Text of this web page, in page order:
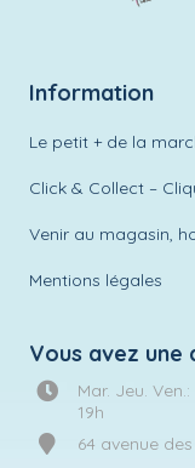
Information
Le petit + de la
Click & Collect –
Venir au magasin,
Mentions légales
Vous avez une
Mar. Jeu.
19h
64 avenue